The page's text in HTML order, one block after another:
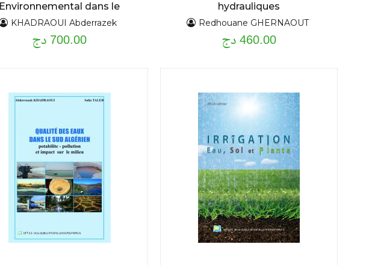
hydrauliques
Redhouane GHERNAOUT
460.00 دج
Environnemental dans le
Sahara Algérien
KHADRAOUI Abderrazek
700.00 دج